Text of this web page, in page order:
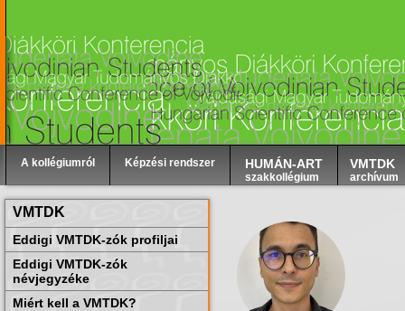
A kollégiumról Képzési rendszer HUMÁN-ART
szakkollégium
VMTDK
archívum
VMTDK
Eddigi VMTDK-zók profiljai
Eddigi VMTDK-zók
névjegyzéke
Miért kell a VMTDK?